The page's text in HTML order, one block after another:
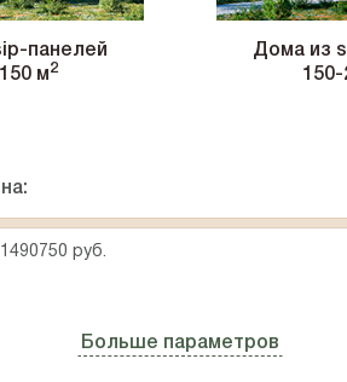
панелей
м2
Дома из
150-
1490750 руб.
Больше параметров